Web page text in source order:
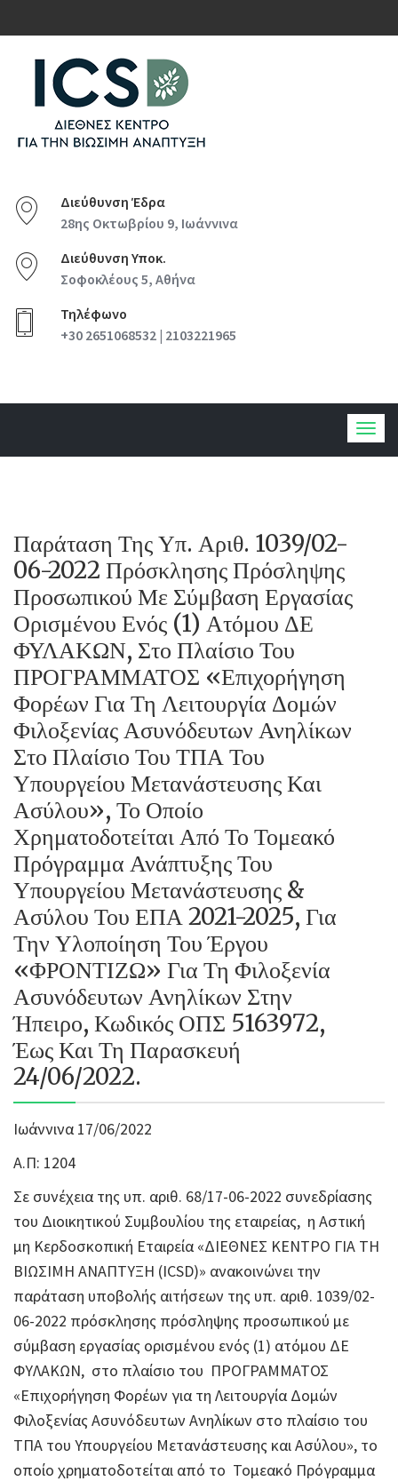
Διεύθυνση Έδρα
28ης Οκτωβρίου 9, Ιωάννινα
Διεύθυνση Υποκ.
Σοφοκλέους 5, Αθήνα
Τηλέφωνο
+30 2651068532 | 2103221965
Παράταση Της Υπ. Αριθ. 1039/02-
06-2022 Πρόσκλησης Πρόσληψης
Προσωπικού Με Σύμβαση Εργασίας
Ορισμένου Ενός (1) Ατόμου ΔΕ
ΦΥΛΑΚΩΝ, Στο Πλαίσιο Του
ΠΡΟΓΡΑΜΜΑΤΟΣ «Επιχορήγηση
Φορέων Για Τη Λειτουργία Δομών
Φιλοξενίας Ασυνόδευτων Ανηλίκων
Στο Πλαίσιο Του ΤΠΑ Του
Υπουργείου Μετανάστευσης Και
Ασύλου», Το Οποίο
Χρηματοδοτείται Από Το Τομεακό
Πρόγραμμα Ανάπτυξης Του
Υπουργείου Μετανάστευσης &
Ασύλου Του ΕΠΑ 2021-2025, Για
Την Υλοποίηση Του Έργου
«ΦΡΟΝΤΙΖΩ» Για Τη Φιλοξενία
Ασυνόδευτων Ανηλίκων Στην
Ήπειρο, Κωδικός ΟΠΣ 5163972,
Έως Και Τη Παρασκευή
24/06/2022.
Ιωάννινα 17/06/2022
Α.Π: 1204
Σε συνέχεια της υπ. αριθ. 68/17-06-2022 συνεδρίασης
του Διοικητικού Συμβουλίου της εταιρείας, η Αστική
μη Κερδοσκοπική Εταιρεία «ΔΙΕΘΝΕΣ ΚΕΝΤΡΟ ΓΙΑ ΤΗ
ΒΙΩΣΙΜΗ ΑΝΑΠΤΥΞΗ (ICSD)» ανακοινώνει την
παράταση υποβολής αιτήσεων της υπ. αριθ. 1039/02-
06-2022 πρόσκλησης πρόσληψης προσωπικού με
σύμβαση εργασίας ορισμένου ενός (1) ατόμου ΔΕ
ΦΥΛΑΚΩΝ, στο πλαίσιο του ΠΡΟΓΡΑΜΜΑΤΟΣ
«Επιχορήγηση Φορέων για τη Λειτουργία Δομών
Φιλοξενίας Ασυνόδευτων Ανηλίκων στο πλαίσιο του
ΤΠΑ του Υπουργείου Μετανάστευσης και Ασύλου», το
οποίο χρηματοδοτείται από το Τομεακό Πρόγραμμα